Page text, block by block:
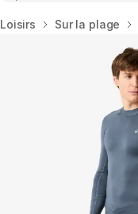
Accueil
Loisirs Sur la plage